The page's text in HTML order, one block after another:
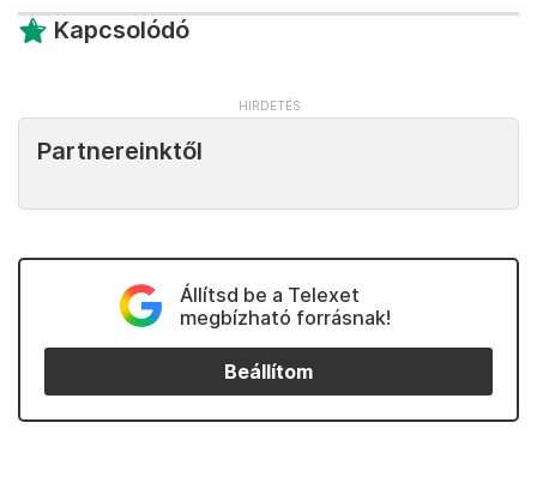
Kapcsolódó
Partnereinktől
Állítsd be a Telexet
megbízható forrásnak!
Beállítom